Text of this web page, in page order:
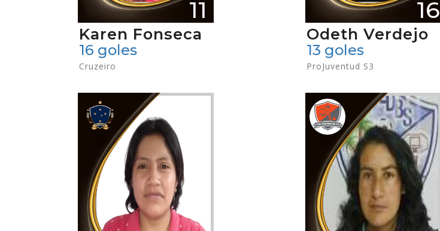
11
Karen Fonseca
16 goles
Cruzeiro
16
Odeth Verdejo
13 goles
ProJuventud S3